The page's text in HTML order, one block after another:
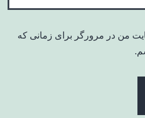
من در مرورگر برای زمانی که